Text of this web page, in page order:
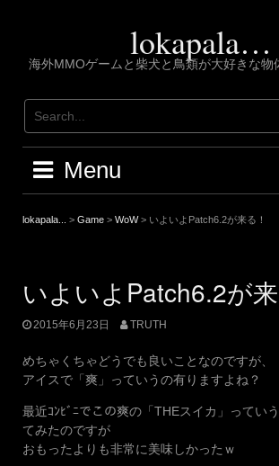
lokapala…
海外MMOゲームと柴犬と鳥類が大好きな物
Menu
lokapala... > Game > WoW> いよいよPatch6.2が来る！
いよいよPatch6.2が来
2015年6月23日 TRUTH
めちゃくちゃどうでも良いことなのですが、
アイスで「爽」っていうの有りますよね？
最近ｺﾝﾋﾞﾆでこの爽の「THEスイカ」ってい
てみたのですが
おもったよりも非常に美味しかったｗ